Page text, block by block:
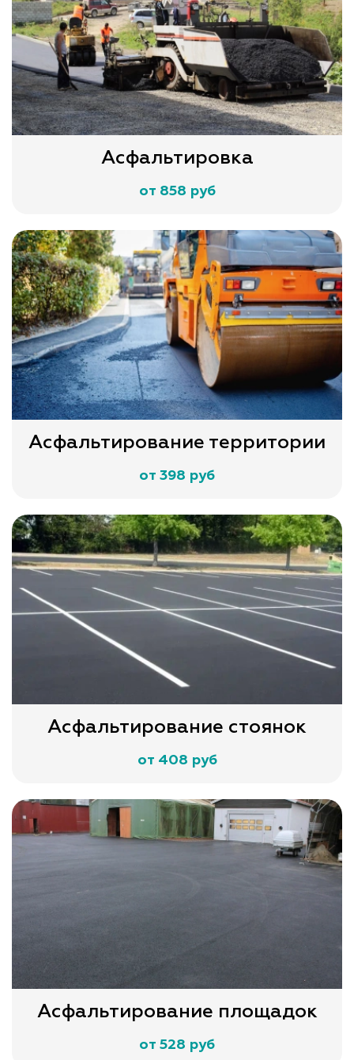
Асфальтировка
от 858 руб
Асфальтирование территории
от 398 руб
Асфальтирование стоянок
от 408 руб
Асфальтирование площадок
от 528 руб